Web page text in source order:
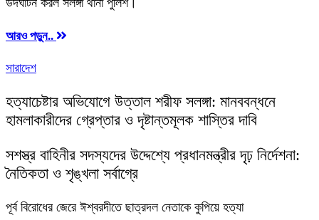
আরও পড়ুন..
সারাদেশ
হত্যাচেষ্টার অভিযোগে উত্তাল শরীফ সলঙ্গা: মানববন্ধনে
হামলাকারীদের গ্রেপ্তার ও দৃষ্টান্তমূলক শাস্তির দাবি
সশস্ত্র বাহিনীর সদস্যদের উদ্দেশ্যে প্রধানমন্ত্রীর দৃঢ় নির্দেশনা:
নৈতিকতা ও শৃঙ্খলা সর্বাগ্রে
পূর্ব বিরোধের জেরে ঈশ্বরদীতে ছাত্রদল নেতাকে কুপিয়ে হত্যা